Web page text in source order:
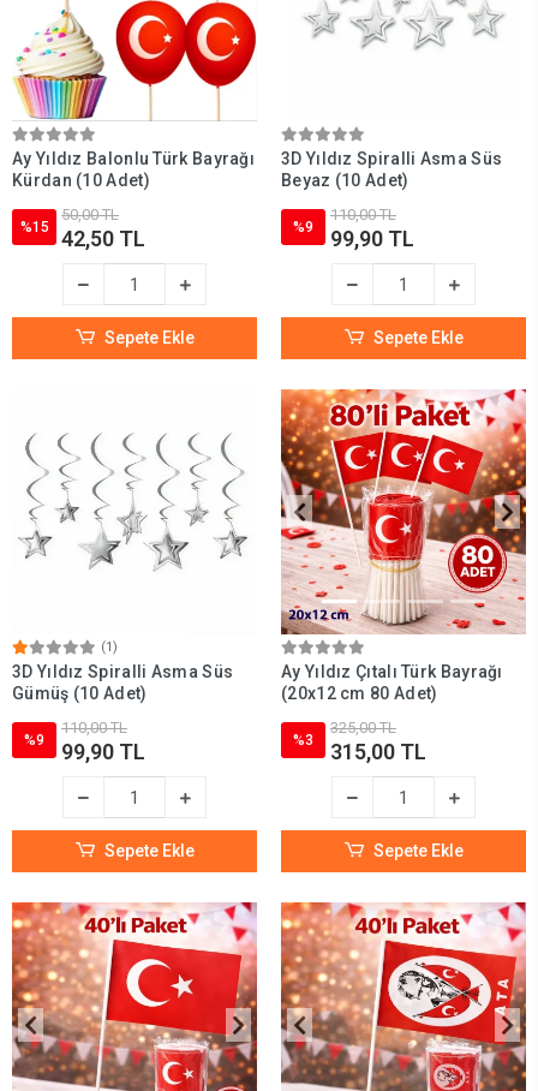
Ay Yıldız Balonlu Türk Bayrağı
Kürdan (10 Adet)
%15
50,00 TL
42,50 TL
Sepete Ekle
3D Yıldız Spiralli Asma Süs
Beyaz (10 Adet)
%9
110,00 TL
99,90 TL
Sepete Ekle
(1)
3D Yıldız Spiralli Asma Süs
Gümüş (10 Adet)
%9
110,00 TL
99,90 TL
Sepete Ekle
Ay Yıldız Çıtalı Türk Bayrağı
(20x12 cm 80 Adet)
%3
325,00 TL
315,00 TL
Sepete Ekle